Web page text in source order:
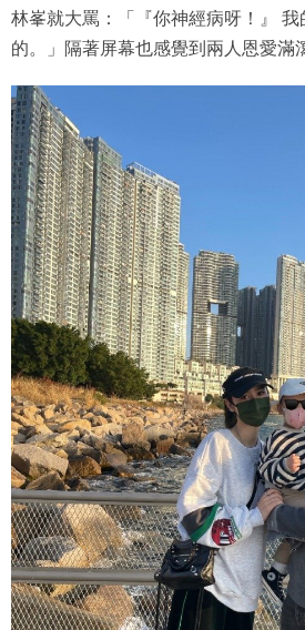
林峯就大罵：「『你神經病呀！』
的。」隔著屏幕也感覺到兩人恩愛滿